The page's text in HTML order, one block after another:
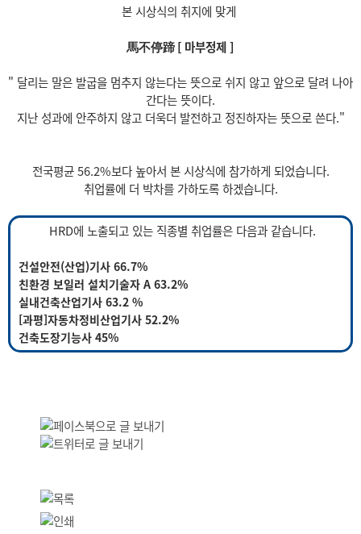
본 시상식의 취지에 맞게
馬不停蹄 [ 마부정제 ]
" 달리는 말은 발굽을 멈추지 않는다는 뜻으로 쉬지 않고 앞으로 달려 나아
간다는 뜻이다.
지난 성과에 안주하지 않고 더욱더 발전하고 정진하자는 뜻으로 쓴다."
전국평균 56.2%보다 높아서 본 시상식에 참가하게 되었습니다.
취업률에 더 박차를 가하도록 하겠습니다.
HRD에 노출되고 있는 직종별 취업률은 다음과 같습니다.
건설안전(산업)기사 66.7%
친환경 보일러 설치기술자 A 63.2%
실내건축산업기사 63.2 %
[과평]자동차정비산업기사 52.2%
건축도장기능사 45%